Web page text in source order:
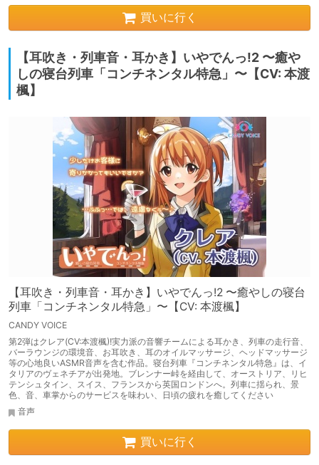
買いに行く
【耳吹き・列車音・耳かき】いやでんっ!2 〜癒や
しの寝台列車「コンチネンタル特急」〜【CV: 本渡
楓】
【耳吹き・列車音・耳かき】いやでんっ!2 〜癒やしの寝台
列車「コンチネンタル特急」〜【CV: 本渡楓】
CANDY VOICE
第2弾はクレア(CV:本渡楓)!実力派の音響チームによる耳かき、列車の走行音、
バーラウンジの環境音、お耳吹き、耳のオイルマッサージ、ヘッドマッサージ
等の心地良いASMR音声を含む作品。寝台列車『コンチネンタル特急』は、イ
タリアのヴェネチアが出発地。ブレンナー峠を経由して、オーストリア、リヒ
テンシュタイン、スイス、フランスから英国ロンドンへ。列車に揺られ、景
色、音、車掌からのサービスを味わい、日頃の疲れを癒してください
音声
買いに行く